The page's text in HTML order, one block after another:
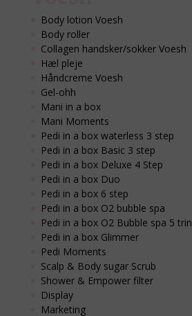
Body lotion Voesh
Body roller
Collagen handsker/sokker Voesh
Hæl pleje
Håndcreme Voesh
Gel-ohh
Mani in a box
Mani Moments
Pedi in a box waterless 3 step
Pedi in a box Basic 3 step
Pedi in a box Deluxe 4 Step
Pedi in a box Duo
Pedi in a box 6 step
Pedi in a box O2 bubble spa
Pedi in a box O2 Bubble spa 5 trin
Pedi in a box Glimmer
Pedi Moments
Scalp & Body sugar Scrub
Shower & Empower filter
Display
Marketing